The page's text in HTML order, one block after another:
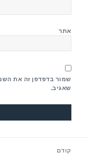
אתר
שמור בדפדפן זה את
שאגיב.
קודם